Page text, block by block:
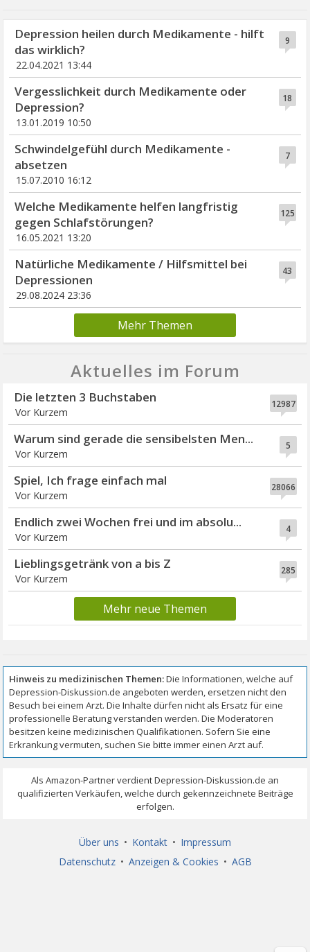
9
Depression heilen durch Medikamente - hilft
das wirklich?
22.04.2021 13:44
18
Vergesslichkeit durch Medikamente oder
Depression?
13.01.2019 10:50
7
Schwindelgefühl durch Medikamente -
absetzen
15.07.2010 16:12
125
Welche Medikamente helfen langfristig
gegen Schlafstörungen?
16.05.2021 13:20
43
Natürliche Medikamente / Hilfsmittel bei
Depressionen
29.08.2024 23:36
Mehr Themen
Aktuelles im Forum
12987
Die letzten 3 Buchstaben
Vor Kurzem
5
Warum sind gerade die sensibelsten Men...
Vor Kurzem
28066
Spiel, Ich frage einfach mal
Vor Kurzem
4
Endlich zwei Wochen frei und im absolu...
Vor Kurzem
285
Lieblingsgetränk von a bis Z
Vor Kurzem
Mehr neue Themen
Über uns • Kontakt • Impressum
Datenschutz • Anzeigen & Cookies • AGB